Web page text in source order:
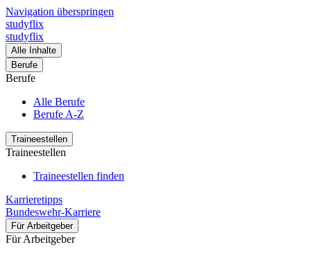
Navigation überspringen
studyflix
studyflix
Alle Inhalte
Berufe
Berufe
Alle Berufe
Berufe A-Z
Traineestellen
Traineestellen
Traineestellen finden
Karrieretipps
Bundeswehr-Karriere
Für Arbeitgeber
Für Arbeitgeber